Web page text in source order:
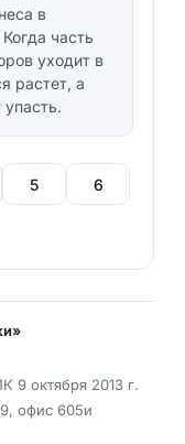
в
часть
уходит в
растет, а
5 6
9 октября 2013 г.
офис 605и